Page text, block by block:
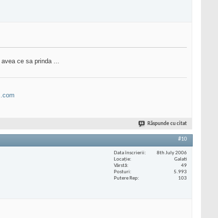
ce sa prinda ...
Răspunde cu citat
#10
Data înscrierii
8th July 2006
Locaţie
Galati
Vârstă
49
Posturi
5.993
Putere Rep
103